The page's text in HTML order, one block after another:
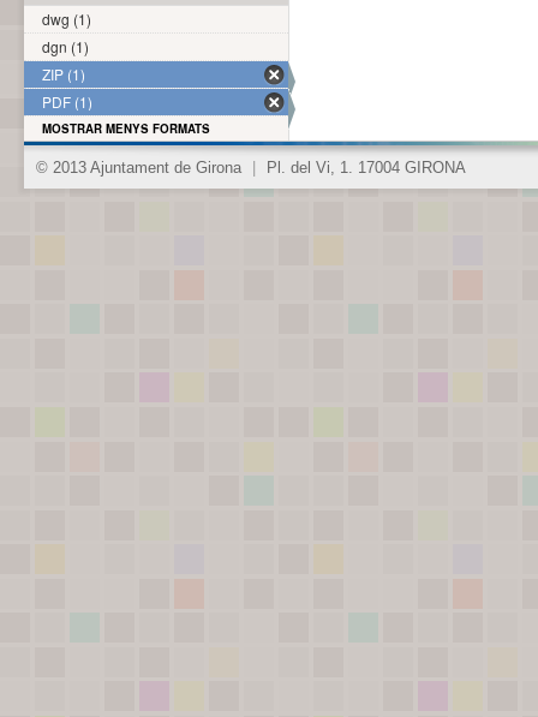
dwg (1)
dgn (1)
ZIP (1)
PDF (1)
MOSTRAR MENYS FORMATS
© 2013 Ajuntament de Girona Pl. del Vi, 1. 17004 GIRONA